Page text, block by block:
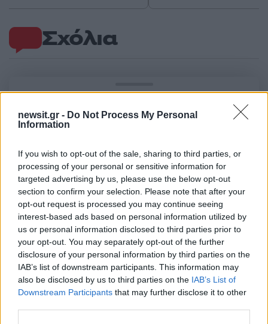
newsit.gr - Do Not Process My Personal
Information
If you wish to opt-out of the sale, sharing to third parties, or
processing of your personal or sensitive information for
targeted advertising by us, please use the below opt-out
section to confirm your selection. Please note that after your
opt-out request is processed you may continue seeing
interest-based ads based on personal information utilized by
us or personal information disclosed to third parties prior to
your opt-out. You may separately opt-out of the further
disclosure of your personal information by third parties on the
IAB’s list of downstream participants. This information may
also be disclosed by us to third parties on the IAB’s List of
Downstream Participants that may further disclose it to other
Σχόλια
2000 /2000
Υποβολή σχολίου
. Το site προστατεύεται από reCAPTCHA, ισχύουν
Πολιτική Απορρήτου&Όροι Χρήσηςτης Google.
Ελλάδα